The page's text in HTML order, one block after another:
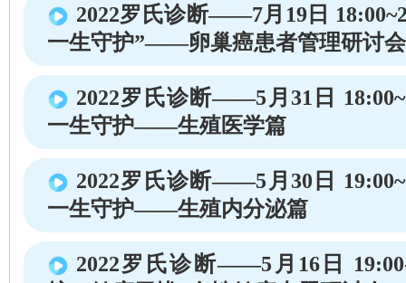
2022罗氏诊断——7月19日
一生守护”——卵巢癌患者管理研讨
2022罗氏诊断——5月31日
一生守护——生殖医学篇
2022罗氏诊断——5月30日
一生守护——生殖内分泌篇
2022罗氏诊断——5月16日